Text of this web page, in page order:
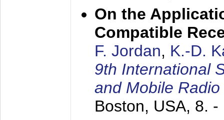
On the
Compatible
F. Jordan, K.-D.
9th International
and Mobile
Boston, USA, 8. -